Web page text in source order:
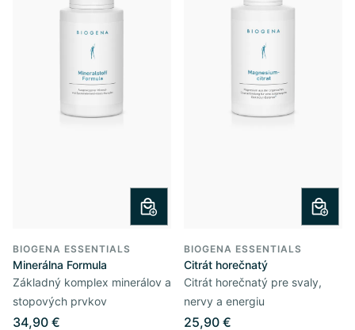
BIOGENA ESSENTIALS
Minerálna Formula
Základný komplex minerálov a
stopových prvkov
34,90 €
BIOGENA ESSENTIALS
Citrát horečnatý
Citrát horečnatý pre svaly,
nervy a energiu
25,90 €